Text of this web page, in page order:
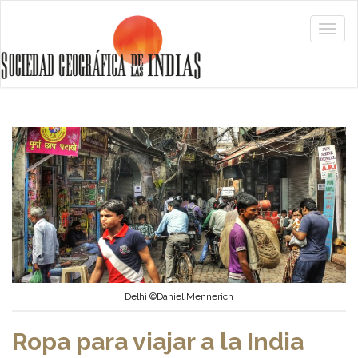
Delhi ©Daniel Mennerich
Ropa para viajar a la India